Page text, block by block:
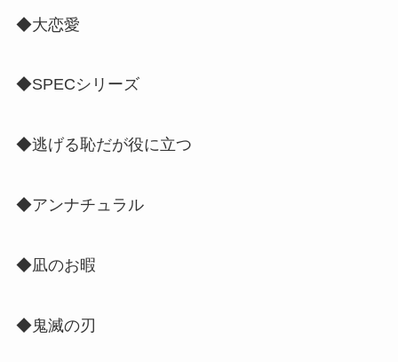
◆大恋愛
◆SPECシリーズ
◆逃げる恥だが役に立つ
◆アンナチュラル
◆凪のお暇
◆鬼滅の刃